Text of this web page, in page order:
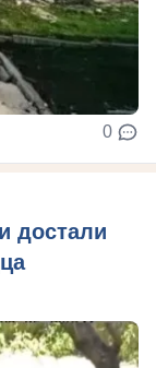
0
достали